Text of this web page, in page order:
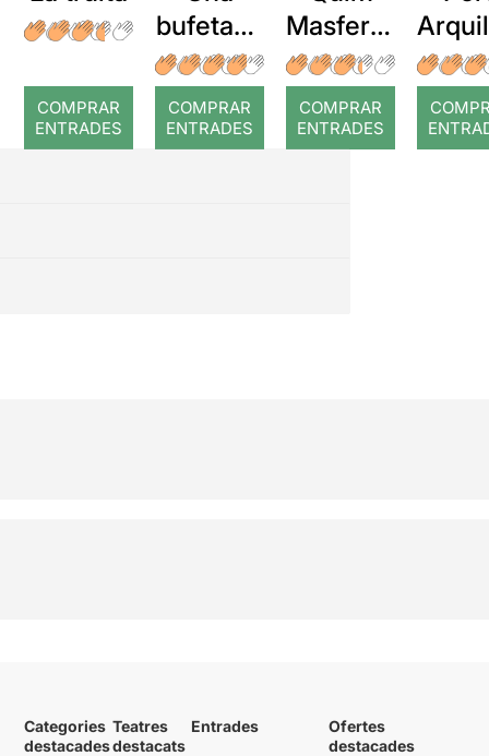
COMPRAR
ENTRADES
bufetada
a temps
COMPRAR
ENTRADES
Masferre
r: Temps
COMPRAR
ENTRADES
:
Categories
destacades
Teatres
destacats
Entrades
Ofertes
destacades